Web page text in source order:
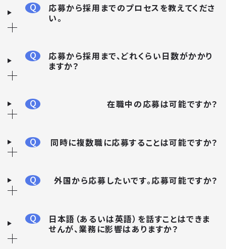
Q
応募から採用までのプロセスを教えてくださ
い。
Q
応募から採用まで、どれくらい日数がかかり
ますか？
Q 在職中の応募は可能ですか？
Q 同時に複数職に応募することは可能ですか？
Q 外国から応募したいです。応募可能ですか？
Q
日本語（あるいは英語）を話すことはできま
せんが、業務に影響はありますか？